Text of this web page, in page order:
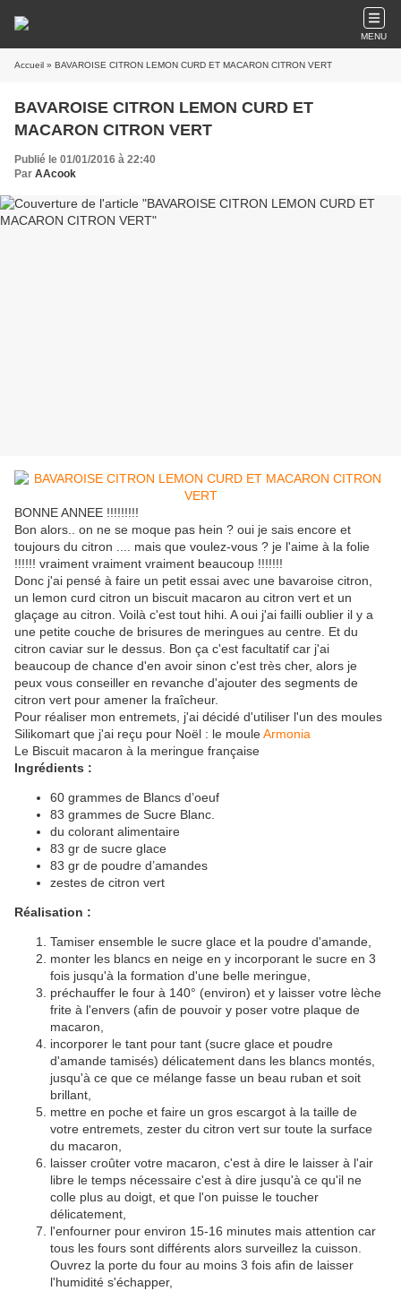
MENU
Accueil » BAVAROISE CITRON LEMON CURD ET MACARON CITRON VERT
BAVAROISE CITRON LEMON CURD ET
MACARON CITRON VERT
Publié le 01/01/2016 à 22:40
Par AAcook
BONNE ANNEE !!!!!!!!!
Bon alors.. on ne se moque pas hein ? oui je sais encore et
toujours du citron .... mais que voulez-vous ? je l'aime à la folie
!!!!!! vraiment vraiment vraiment beaucoup !!!!!!!
Donc j'ai pensé à faire un petit essai avec une bavaroise citron,
un lemon curd citron un biscuit macaron au citron vert et un
glaçage au citron. Voilà c'est tout hihi. A oui j'ai failli oublier il y a
une petite couche de brisures de meringues au centre. Et du
citron caviar sur le dessus. Bon ça c'est facultatif car j'ai
beaucoup de chance d'en avoir sinon c'est très cher, alors je
peux vous conseiller en revanche d'ajouter des segments de
citron vert pour amener la fraîcheur.
Pour réaliser mon entremets, j'ai décidé d'utiliser l'un des moules
Silikomart que j'ai reçu pour Noël : le mouleArmonia
Le Biscuit macaron à la meringue française
Ingrédients :
60 grammes de Blancs d’oeuf
83 grammes de Sucre Blanc.
du colorant alimentaire
83 gr de sucre glace
83 gr de poudre d’amandes
zestes de citron vert
Réalisation :
Tamiser ensemble le sucre glace et la poudre d'amande,
monter les blancs en neige en y incorporant le sucre en 3
fois jusqu'à la formation d'une belle meringue,
préchauffer le four à 140° (environ) et y laisser votre lèche
frite à l'envers (afin de pouvoir y poser votre plaque de
macaron,
incorporer le tant pour tant (sucre glace et poudre
d'amande tamisés) délicatement dans les blancs montés,
jusqu'à ce que ce mélange fasse un beau ruban et soit
brillant,
mettre en poche et faire un gros escargot à la taille de
votre entremets, zester du citron vert sur toute la surface
du macaron,
laisser croûter votre macaron, c'est à dire le laisser à l'air
libre le temps nécessaire c'est à dire jusqu'à ce qu'il ne
colle plus au doigt, et que l'on puisse le toucher
délicatement,
l'enfourner pour environ 15-16 minutes mais attention car
tous les fours sont différents alors surveillez la cuisson.
Ouvrez la porte du four au moins 3 fois afin de laisser
l'humidité s'échapper,